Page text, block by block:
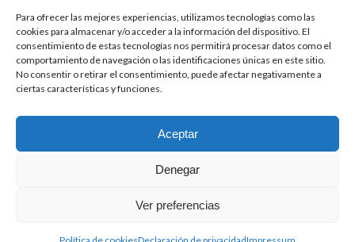
Para ofrecer las mejores experiencias, utilizamos tecnologías como las
cookies para almacenar y/o acceder a la información del dispositivo. El
consentimiento de estas tecnologías nos permitirá procesar datos como el
comportamiento de navegación o las identificaciones únicas en este sitio.
No consentir o retirar el consentimiento, puede afectar negativamente a
ciertas características y funciones.
Aceptar
Denegar
Ver preferencias
Todos los derechos reservados -Privacidad